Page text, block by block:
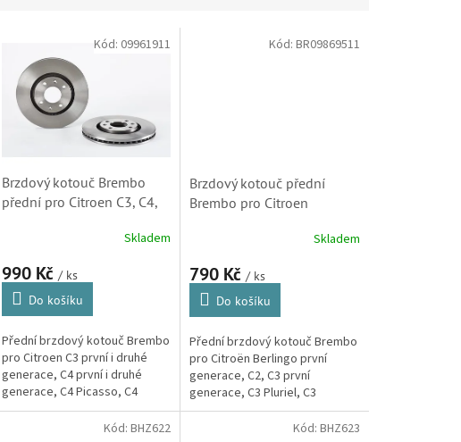
Brzdový kotouč Brembo
přední pro Citroen C3, C4,
Xsara a Xsara Picasso (Skladem
990 Kč / ks
Do košíku
Přední brzdový kotouč Brembo
pro Citroen C3 první i druhé
generace, C4 první i druhé
generace, C4 Picasso, C4
Grand Picasso, C5 první
generace, Berlingo první i
Kód: 09961911
Brzdový kotouč přední
Brembo pro Citroen
DS3, Xsara, Xsara Picasso
09869511)
Skladem
790 Kč/ ks
Do košíku
Přední brzdový kotouč Brembo
pro Citroën Berlingo první
generace, C2, C3 první
generace, C3 Pluriel, C3
Picasso, C4 první i druhé
generace, C5 první generace,
Kód: BR09869511
Kód:BHZ622 Kód: BHZ623